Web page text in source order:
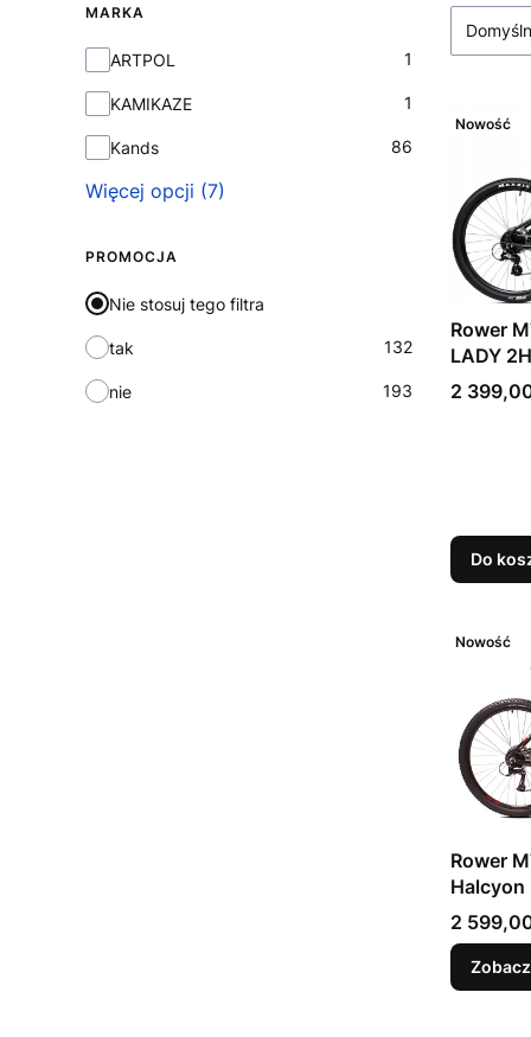
MARKA
Marka
ARTPOL 1
KAMIKAZE 1
Kands 86
Więcej opcji (7)
PROMOCJA
Nie stosuj tego filtra
tak 132
nie 193
Nowość
Rower
LADY
Cena
2
Do
Nowość
Rower
Halcyon
Cena
2